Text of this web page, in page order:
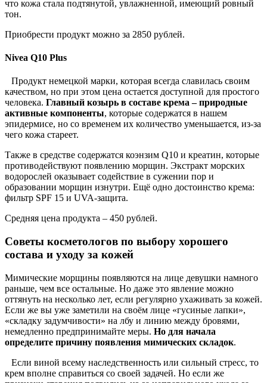
что кожа стала подтянутой, увлажненной, имеющий ровный
тон.
Приобрести продукт можно за 2850 рублей.
Nivea Q10 Plus
Продукт немецкой марки, которая всегда славилась своим
качеством, но при этом цена остается доступной для простого
человека. Главный козырь в составе крема – природные
активные компоненты, которые содержатся в нашем
эпидермисе, но со временем их количество уменьшается, из-за
чего кожа стареет.
Также в средстве содержатся коэнзим Q10 и креатин, которые
противодействуют появлению морщин. Экстракт морских
водорослей оказывает содействие в сужении пор и
образовании морщин изнутри. Ещё одно достоинство крема:
фильтр SPF 15 и UVA-защита.
Средняя цена продукта – 450 рублей.
Советы косметологов по выбору хорошего
состава и уходу за кожей
Мимические морщины появляются на лице девушки намного
раньше, чем все остальные. Но даже это явление можно
оттянуть на несколько лет, если регулярно ухаживать за кожей.
Если же вы уже заметили на своём лице «гусиные лапки»,
«складку задумчивости» на лбу и линию между бровями,
немедленно предпринимайте меры. Но для начала
определите причину появления мимических складок.
Если виной всему наследственность или сильный стресс, то
крем вполне справиться со своей задачей. Но если же